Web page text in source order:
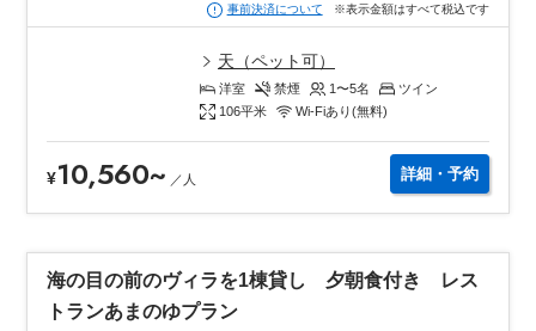
事前決済について ※表示金額はすべて税込です
天（ペット可）
洋室 禁煙 1〜5名
ツイン
106平米 Wi-Fiあり(無料)
¥10,560~ ／ 人 詳細・予約
海の目の前のヴィラを1棟貸し 夕朝食付き レス
トランあまのゆプラン